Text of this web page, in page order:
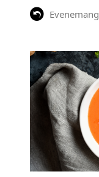
Evenemang